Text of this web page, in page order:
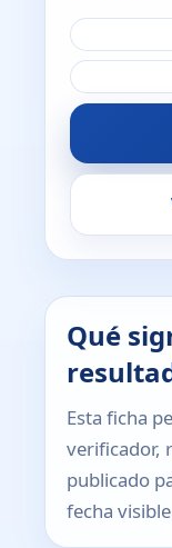
Qué
Esta ficha
verificador,
publicado
fecha